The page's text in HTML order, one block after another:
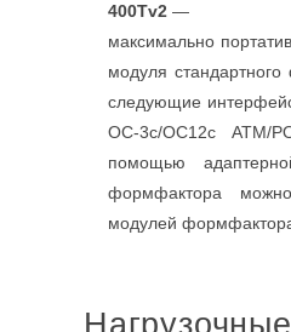
400Tv2 —
максимально
модуля
следующие
OC-3c/OC12c
помощью
формфактора
модулей